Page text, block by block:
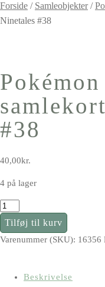
Forside / Samleobjekter/
Ninetales #38
#38
40,00kr.
4 på lager
Pokémon
Topps
samlekort
Tilføj til kurv
Varenummer (SKU): 16356
Beskrivelse